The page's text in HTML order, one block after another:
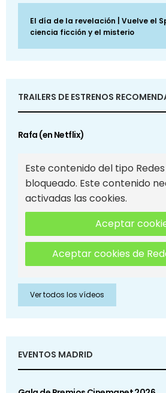
El día de la revelación | Vuelve el
ciencia ficción y el misterio
TRAILERS DE ESTRENOS
Rafa (en Netflix)
Este contenido del tipo
bloqueado. Este contenido
activadas las cookies.
Aceptar
Aceptar cookies de
Ver todos los vídeos
EVENTOS MADRID